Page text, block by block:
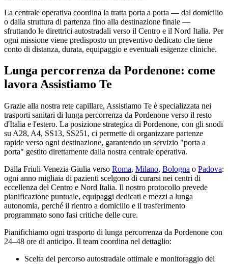
La centrale operativa coordina la tratta porta a porta — dal domicilio
o dalla struttura di partenza fino alla destinazione finale —
sfruttando le direttrici autostradali verso il Centro e il Nord Italia. Per
ogni missione viene predisposto un preventivo dedicato che tiene
conto di distanza, durata, equipaggio e eventuali esigenze cliniche.
Lunga percorrenza da Pordenone: come
lavora Assistiamo Te
Grazie alla nostra rete capillare, Assistiamo Te è specializzata nei
trasporti sanitari di lunga percorrenza da Pordenone verso il resto
d'Italia e l'estero. La posizione strategica di Pordenone, con gli snodi
su A28, A4, SS13, SS251, ci permette di organizzare partenze
rapide verso ogni destinazione, garantendo un servizio "porta a
porta" gestito direttamente dalla nostra centrale operativa.
Dalla Friuli-Venezia Giulia verso Roma, Milano, Bologna o Padova:
ogni anno migliaia di pazienti scelgono di curarsi nei centri di
eccellenza del Centro e Nord Italia. Il nostro protocollo prevede
pianificazione puntuale, equipaggi dedicati e mezzi a lunga
autonomia, perché il rientro a domicilio e il trasferimento
programmato sono fasi critiche delle cure.
Pianifichiamo ogni trasporto di lunga percorrenza da Pordenone con
24–48 ore di anticipo. Il team coordina nel dettaglio:
Scelta del percorso autostradale ottimale e monitoraggio del